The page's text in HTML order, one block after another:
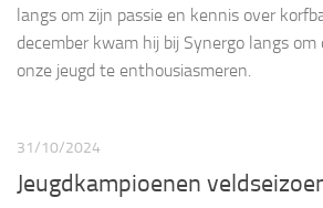
langs om zijn passie en kennis over
december kwam hij bij Synergo langs
onze jeugd te enthousiasmeren.
31/10/2024
Jeugdkampioenen